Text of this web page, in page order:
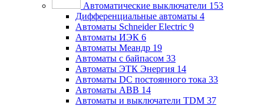
Автоматические выключатели 153
Дифференциальные автоматы 4
Автоматы Schneider Electric 9
Автоматы ИЭК 6
Автоматы Меандр 19
Автоматы с байпасом 33
Автоматы ЭТК Энергия 14
Автоматы DC постоянного тока 33
Автоматы ABB 14
Автоматы и выключатели TDM 37